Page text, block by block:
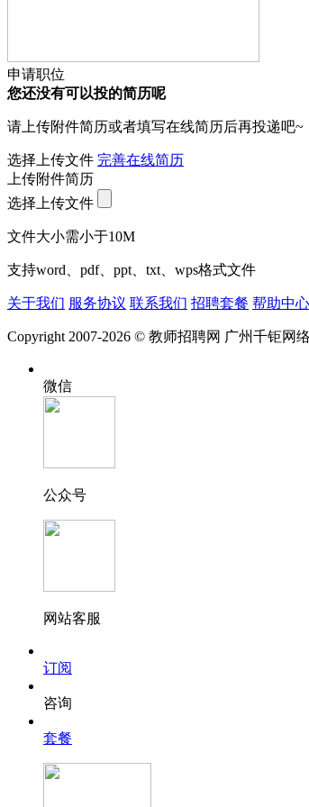
申请职位
您还没有可以投的简历呢
请上传附件简历或者填写在线简历后再投递吧~
选择上传文件 完善在线简历
上传附件简历
选择上传文件
文件大小需小于10M
支持word、pdf、ppt、txt、wps格式文件
关于我们 服务协议 联系我们 招聘套餐 帮助中心
Copyright 2007-2026 © 教师招聘网 广州千钜网
微信
公众号
网站客服
订阅
咨询
套餐